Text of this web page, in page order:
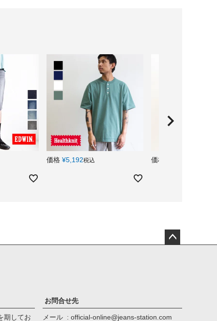
価格 ¥5,192税込 価格
期してお
お問合せ先
メール official-online@jeans-station.com